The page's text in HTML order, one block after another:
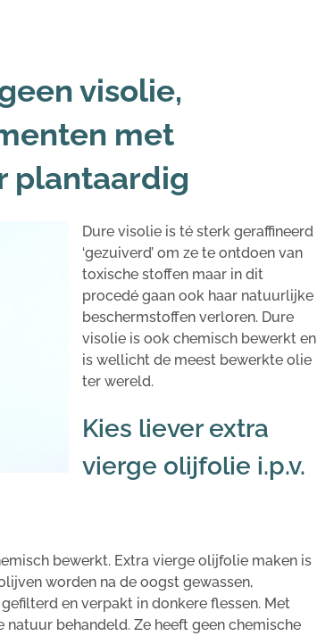
visolie,
met
plantaardig
Dure visolie is té sterk geraffineerd
‘gezuiverd’ om ze te ontdoen van
toxische stoffen maar in dit
procedé gaan ook haar natuurlijke
beschermstoffen verloren. Dure
visolie is ook chemisch bewerkt en
is wellicht de meest bewerkte olie
ter wereld.
Kies liever extra
vierge olijfolie i.p.v.
bewerkt. Extra vierge olijfolie maken is
worden na de oogst gewassen,
en verpakt in donkere flessen. Met
behandeld. Ze heeft geen chemische